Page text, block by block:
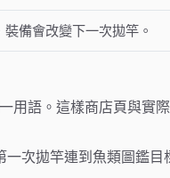
裝備會改變下一次拋竿。
用語。這樣商店頁與實
次拋竿連到魚類圖鑑目